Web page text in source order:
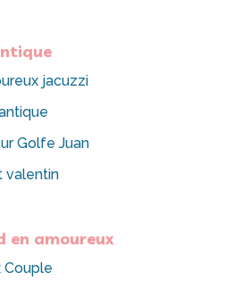
jacuzzi
Golfe Juan
valentin
en amoureux
Couple